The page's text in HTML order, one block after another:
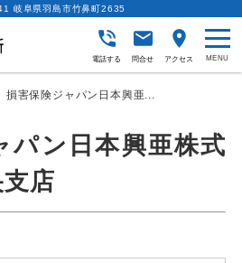
岐阜県羽島市竹鼻町2635
電話する 問合せ アクセス
損害保険ジャパン日本興亜...
パン日本興亜株式
店